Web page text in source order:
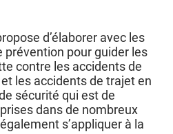
d’élaborer avec les
prévention pour guider les
contre les accidents de
les accidents de trajet en
sécurité qui est de
dans de nombreux
s’appliquer à la